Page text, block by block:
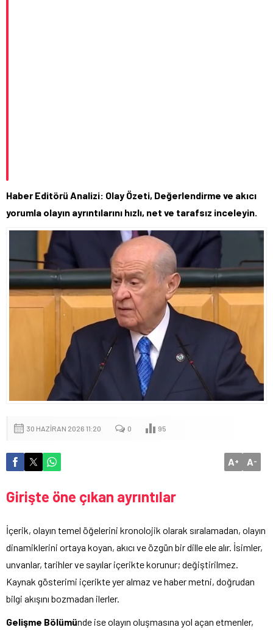
Haber Editörü Analizi: Olay Özeti, Değerlendirme ve akıcı
yorumla olayın ayrıntılarını hızlı, net ve tarafsız inceleyin.
30 HAZIRAN 2026 11:20 0 95
A+ A-
Girişte öne çıkan ayrıntılar
İçerik, olayın temel öğelerini kronolojik olarak sıralamadan, olayın
dinamiklerini ortaya koyan, akıcı ve özgün bir dille ele alır. İsimler,
unvanlar, tarihler ve sayılar içerikte korunur; değiştirilmez.
Kaynak gösterimi içerikte yer almaz ve haber metni, doğrudan
bilgi akışını bozmadan ilerler.
Gelişme Bölümünde ise olayın oluşmasına yol açan etmenler,